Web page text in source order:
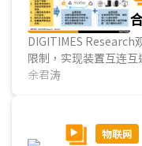
DIGITIMES Research
限制，实现装置互连
升。对开发业者而言
余君涛
物联网